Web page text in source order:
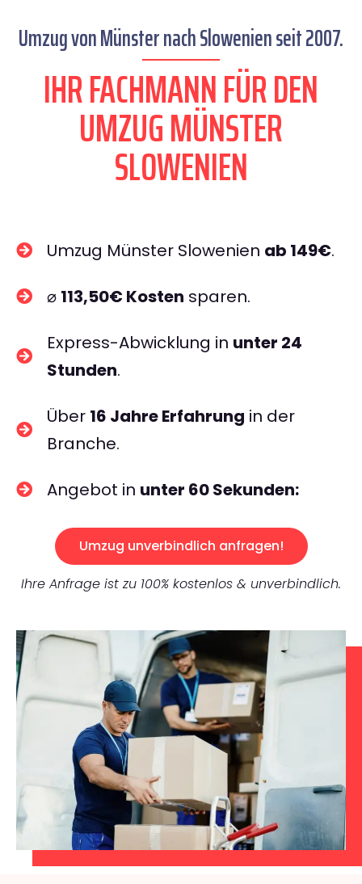
Umzug von Münster nach Slowenien seit 2007.
IHR FACHMANN FÜR DEN
UMZUG MÜNSTER
SLOWENIEN
Umzug Münster Slowenien ab 149€.
⌀ 113,50€ Kosten sparen.
Express-Abwicklung in unter 24
Stunden.
Über 16 Jahre Erfahrung in der
Branche.
Angebot in unter 60 Sekunden:
Umzug unverbindlich anfragen!
Ihre Anfrage ist zu 100% kostenlos & unverbindlich.